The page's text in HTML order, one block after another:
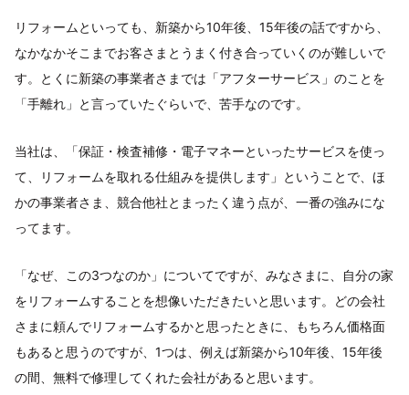
リフォームといっても、新築から10年後、15年後の話ですから、
なかなかそこまでお客さまとうまく付き合っていくのが難しいで
す。とくに新築の事業者さまでは「アフターサービス」のことを
「手離れ」と言っていたぐらいで、苦手なのです。
当社は、「保証・検査補修・電子マネーといったサービスを使っ
て、リフォームを取れる仕組みを提供します」ということで、ほ
かの事業者さま、競合他社とまったく違う点が、一番の強みにな
ってます。
「なぜ、この3つなのか」についてですが、みなさまに、自分の家
をリフォームすることを想像いただきたいと思います。どの会社
さまに頼んでリフォームするかと思ったときに、もちろん価格面
もあると思うのですが、1つは、例えば新築から10年後、15年後
の間、無料で修理してくれた会社があると思います。